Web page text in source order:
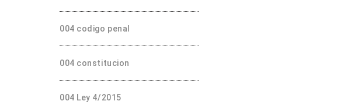
004 codigo penal
004 constitucion
004 Ley 4/2015